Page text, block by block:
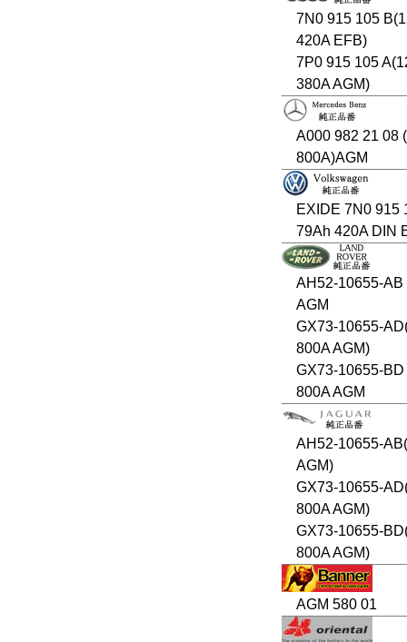
7N0 915 105
420A EFB)
7P0 915 105
380A AGM)
A000 982 21 08
800A)AGM
EXIDE 7N0 915
79Ah 420A DIN
AH52-10655-AB
AGM
GX73-10655-
800A AGM)
GX73-10655-
800A AGM
AH52-10655-
AGM)
GX73-10655-
800A AGM)
GX73-10655-
800A AGM)
AGM 580 01